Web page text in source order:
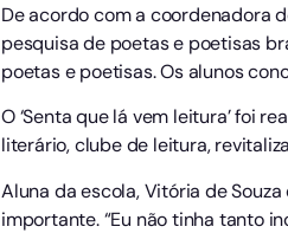
De acordo com a coordenadora
pesquisa de poetas e poetisas
poetas e poetisas. Os alunos
O ‘Senta que lá vem leitura’ foi
literário, clube de leitura,
Aluna da escola, Vitória de
importante. “Eu não tinha tanto